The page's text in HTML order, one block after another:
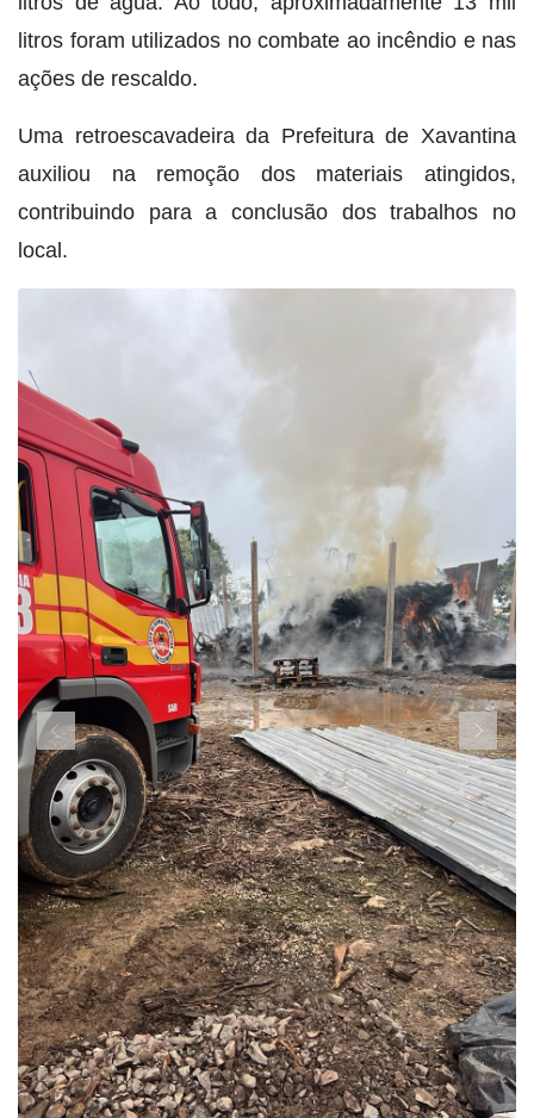
litros foram utilizados no combate ao incêndio e nas
ações de rescaldo.
Uma retroescavadeira da Prefeitura de Xavantina
auxiliou na remoção dos materiais atingidos,
contribuindo para a conclusão dos trabalhos no
local.